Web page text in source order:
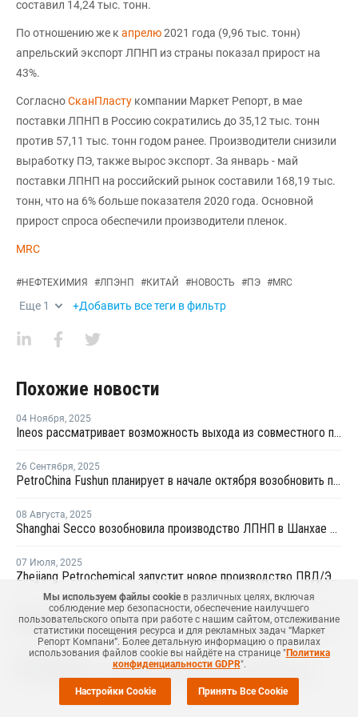
составил 14,24 тыс. тонн.
По отношению же к апрелю2021 года (9,96 тыс. тонн)
апрельский экспорт ЛПНП из страны показал прирост на
43%.
СогласноСканПласту компании Маркет Репорт, в мае
поставки ЛПНП в Россию сократились до 35,12 тыс. тонн
против 57,11 тыс. тонн годом ранее. Производители снизили
выработку ПЭ, также вырос экспорт. За январь - май
поставки ЛПНП на российский рынок составили 168,19 тыс.
тонн, что на 6% больше показателя 2020 года. Основной
прирост спроса обеспечили производители пленок.
MRC
#НЕФТЕХИМИЯ #ЛПЭНП #КИТАЙ #НОВОСТЬ #ПЭ #MRC
Еще 1 +Добавить все теги в фильтр
Похожие новости
04 Ноября, 2025
Ineos рассматривает возможность выхода из совместного предприятия Sinopec Petchems
26 Сентября, 2025
PetroChina Fushun планирует в начале октября возобновить производство ПНД в Фушуне
08 Августа, 2025
Shanghai Secco возобновила производство ЛПНП в Шанхае после ремонта
07 Июля, 2025
Zhejiang Petrochemical запустит новое производство ПВД/ЭВА в первом квартале 2026 года
04 Июля,2025
Wanhua Chemical возобновила производство ЛПНП после профилактики
04 Июля,2025
ZPC планирует в начале июля возобновить производство
Мы используем файлы cookieв различных целях, включая
соблюдение мер безопасности, обеспечение наилучшего
пользовательского опыта при работе с нашим сайтом, отслеживание
статистики посещения ресурса и для рекламных задач “Маркет
Репорт Компани”. Более детальную информацию о правилах
использования файлов cookie вы найдёте на странице "Политика
конфиденциальности GDPR".
Настройки Cookie Принять Все Cookie